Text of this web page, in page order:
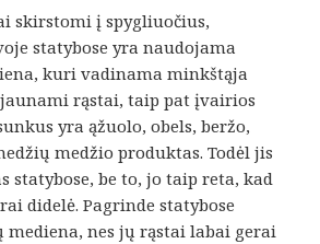
skirstomi į spygliuočius,
statybose yra naudojama
kuri vadinama minkštąja
rąstai, taip pat įvairios
yra ąžuolo, obels, beržo,
medžio produktas. Todėl jis
statybose, be to, jo taip reta, kad
didelė. Pagrinde statybose
mediena, nes jų rąstai labai gerai